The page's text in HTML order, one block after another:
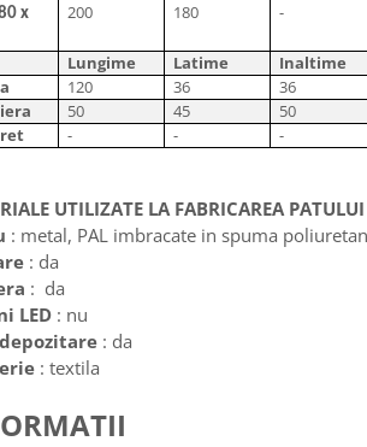
x
200 180 -
Lungime Latime
Inaltime
120 36
36
50 45
50
- - -
UTILIZATE LA FABRICAREA PATULUI
: metal, PAL imbracate in spuma
: da
: da
LED : nu
: da
: textila